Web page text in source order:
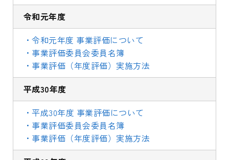
令和元年度
・令和元年度 事業評価について
・事業評価委員会委員名簿
・事業評価（年度評価）実施方法
平成30年度
・平成30年度 事業評価について
・事業評価委員会委員名簿
・事業評価（年度評価）実施方法